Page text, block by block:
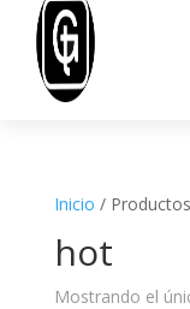
Inicio /
hot
Mostrando el